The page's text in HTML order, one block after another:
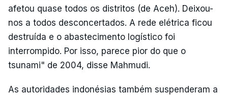
afetou quase todos os distritos (de Aceh). Deixou-
nos a todos desconcertados. A rede elétrica ficou
destruída e o abastecimento logístico foi
interrompido. Por isso, parece pior do que o
tsunami" de 2004, disse Mahmudi.
As autoridades indonésias também suspenderam a